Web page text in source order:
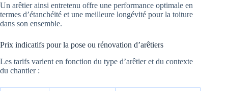
Un arêtier ainsi entretenu offre une performance optimale en
termes d’étanchéité et une meilleure longévité pour la toiture
dans son ensemble.
Prix indicatifs pour la pose ou rénovation d’arêtiers
Les tarifs varient en fonction du type d’arêtier et du contexte
du chantier :